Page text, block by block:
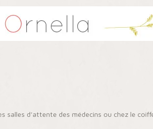
salles d’attente des médecins ou chez le